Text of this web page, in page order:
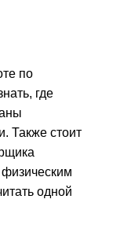
по
где
Также стоит
одной